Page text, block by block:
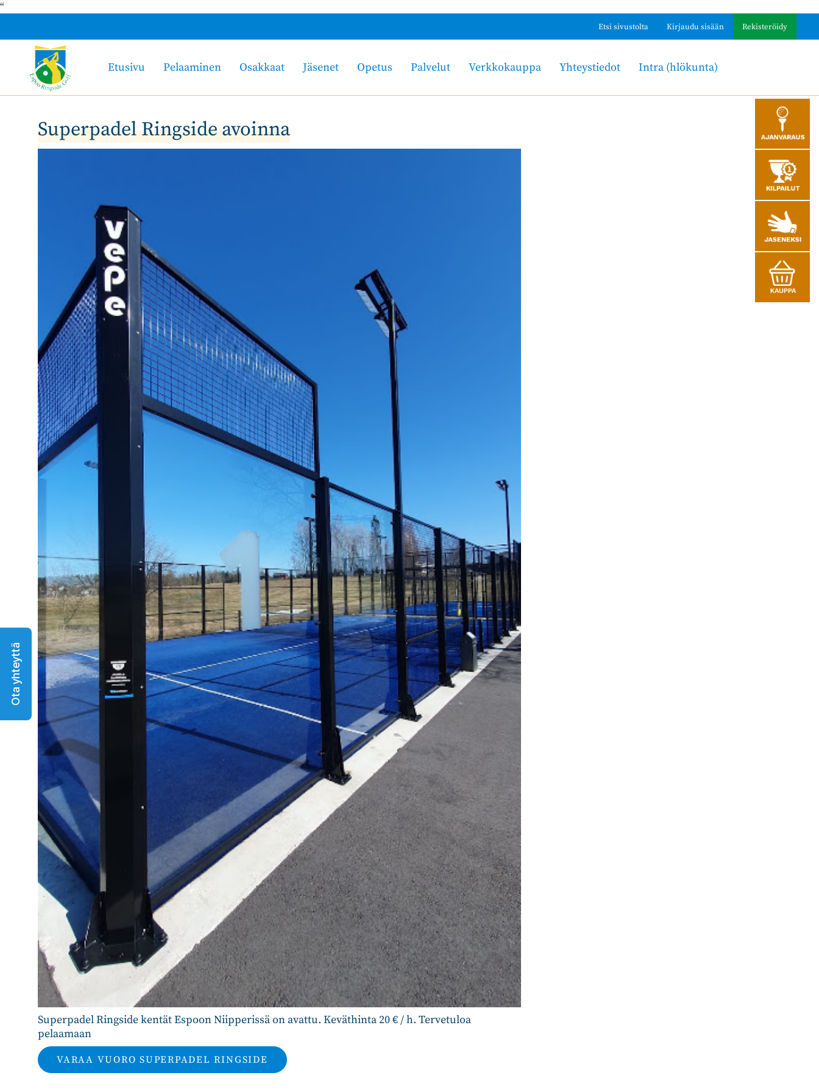
Ota yhteyttä
“
Etsi sivustolta Kirjaudu sisään Rekisteröidy
Etusivu Pelaaminen Osakkaat Jäsenet Opetus Palvelut Verkkokauppa Yhteystiedot Intra (hlökunta)
Superpadel Ringside avoinna
Superpadel Ringside kentät Espoon Niipperissä on avattu. Keväthinta 20 € / h. Tervetuloa
pelaamaan
VARAA VUORO SUPERPADEL RINGSIDE